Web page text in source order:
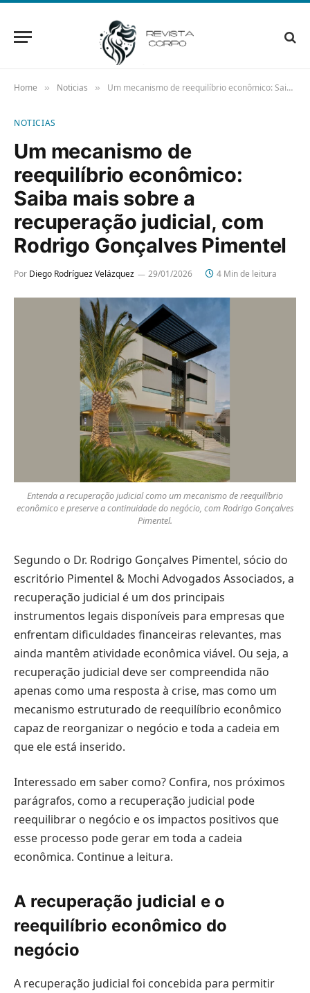
Home » Noticias » Um mecanismo de reequilíbrio econômico: Saiba mais sobre a recuperação judicial, com Rodrigo Gonçalves Pimentel
NOTICIAS
Um mecanismo de
reequilíbrio econômico:
Saiba mais sobre a
recuperação judicial, com
Rodrigo Gonçalves Pimentel
Por Diego Rodríguez Velázquez 29/01/2026 4 Min de leitura
Entenda a recuperação judicial como um mecanismo de reequilíbrio
econômico e preserve a continuidade do negócio, com Rodrigo Gonçalves
Pimentel.
Segundo o Dr. Rodrigo Gonçalves Pimentel, sócio do
escritório Pimentel & Mochi Advogados Associados, a
recuperação judicial é um dos principais
instrumentos legais disponíveis para empresas que
enfrentam dificuldades financeiras relevantes, mas
ainda mantêm atividade econômica viável. Ou seja, a
recuperação judicial deve ser compreendida não
apenas como uma resposta à crise, mas como um
mecanismo estruturado de reequilíbrio econômico
capaz de reorganizar o negócio e toda a cadeia em
que ele está inserido.
Interessado em saber como? Confira, nos próximos
parágrafos, como a recuperação judicial pode
reequilibrar o negócio e os impactos positivos que
esse processo pode gerar em toda a cadeia
econômica. Continue a leitura.
A recuperação judicial e o
reequilíbrio econômico do
negócio
A recuperação judicial foi concebida para permitir